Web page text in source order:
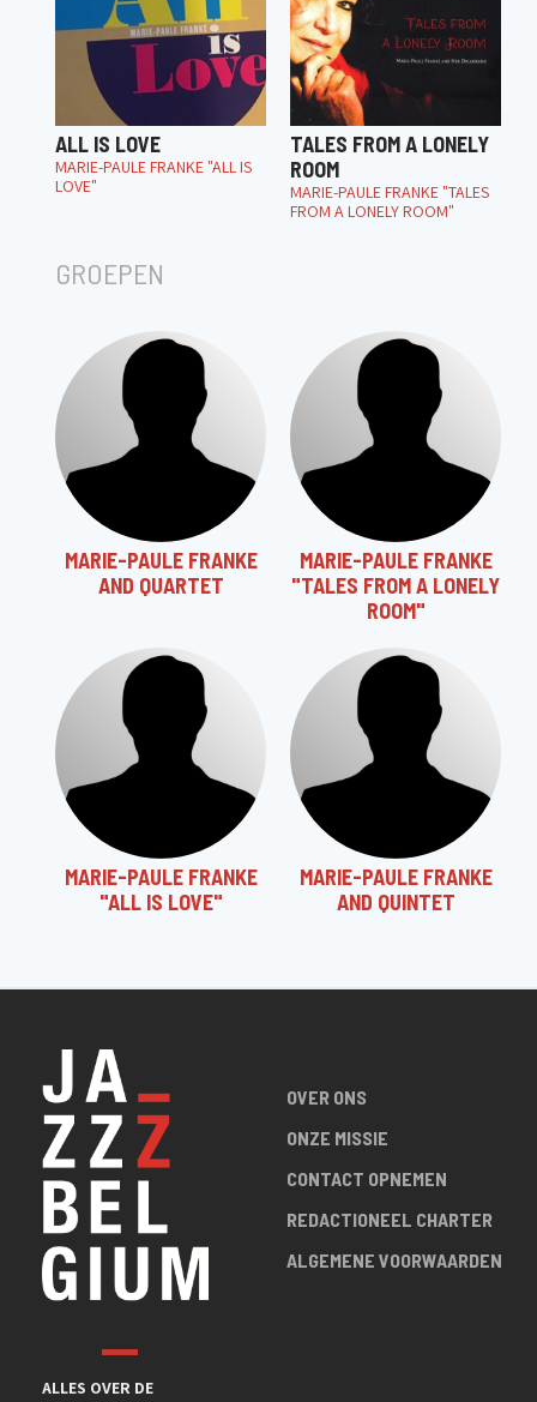
ALL IS LOVE
MARIE-PAULE FRANKE "ALL IS
LOVE"
TALES FROM A LONELY
ROOM
MARIE-PAULE FRANKE "TALES
FROM A LONELY ROOM"
GROEPEN
MARIE-PAULE FRANKE
AND QUARTET
MARIE-PAULE FRANKE
"TALES FROM A LONELY
ROOM"
MARIE-PAULE FRANKE
"ALL IS LOVE"
MARIE-PAULE FRANKE
AND QUINTET
ALLES OVER DE
OVER ONS
ONZE MISSIE
CONTACT OPNEMEN
REDACTIONEEL CHARTER
ALGEMENE VOORWAARDEN